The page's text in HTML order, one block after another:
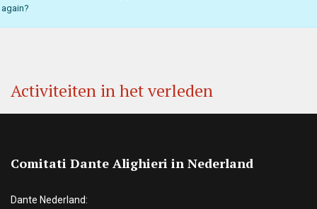
again?
Activiteiten in het verleden
Comitati Dante Alighieri in Nederland
Dante Nederland: